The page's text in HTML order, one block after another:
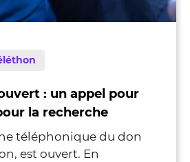
: un appel pour
la recherche
téléphonique du don
est ouvert. En